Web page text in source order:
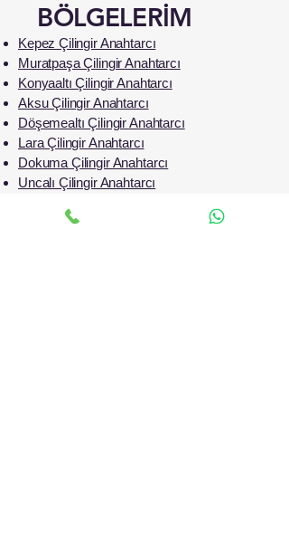
BÖLGELERİM
Kepez Çilingir Anahtarcı
Muratpaşa Çilingir Anahtarcı
Konyaaltı Çilingir Anahtarcı
Aksu Çilingir Anahtarcı
Döşemealtı Çilingir Anahtarcı
Lara Çilingir Anahtarcı
Dokuma Çilingir Anahtarcı
Uncalı Çilingir Anahtarcı
Siteler Çilingir Anahtarcı